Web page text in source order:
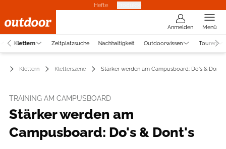
Hefte
Anmelden Menü
Klettern Zeltplatzsuche Nachhaltigkeit Outdoorwissen Touren
Klettern Kletterszene Stärker werden am Campusboard: Do's & Dont's
TRAINING AM CAMPUSBOARD
Stärker werden am
Campusboard: Do's & Dont's